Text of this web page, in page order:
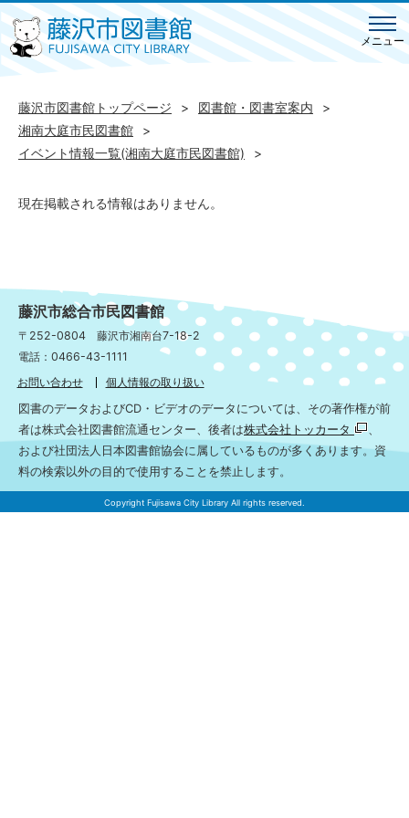
メニュー
藤沢市図書館トップページ
図書館・図書室案内
湘南大庭市民図書館
イベント情報一覧(湘南大庭市民図書館)
現在掲載される情報はありません。
藤沢市総合市民図書館
〒252-0804 藤沢市湘南台7-18-2
電話：0466-43-1111
お問い合わせ
個人情報の取り扱い
図書のデータおよびCD・ビデオのデータについては、その著作権が前
者は株式会社図書館流通センター、後者は株式会社トッカータ
、
および社団法人日本図書館協会に属しているものが多くあります。資
料の検索以外の目的で使用することを禁止します。
Copyright Fujisawa City Library All rights reserved.